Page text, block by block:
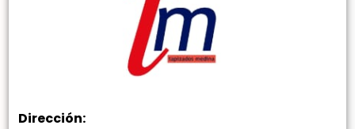
Dirección: